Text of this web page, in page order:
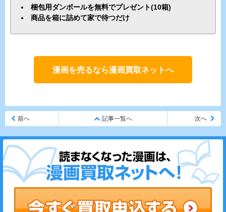
梱包用ダンボールを無料でプレゼント(10箱)
商品を箱に詰めて家で待つだけ
漫画を売るなら漫画買取ネットへ
前へ 記事一覧へ 次へ